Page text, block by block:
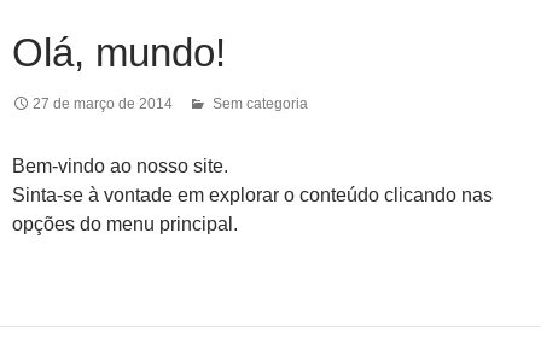
Olá, mundo!
27 de março de 2014 Sem categoria
Bem-vindo ao nosso site.
Sinta-se à vontade em explorar o conteúdo clicando nas
opções do menu principal.